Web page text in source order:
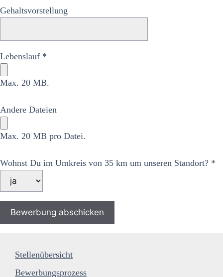
Gehaltsvorstellung
Lebenslauf *
Max. 20 MB.
Andere Dateien
Max. 20 MB pro Datei.
Wohnst Du im Umkreis von 35 km um unseren Standort? *
Stellenübersicht
Bewerbungsprozess